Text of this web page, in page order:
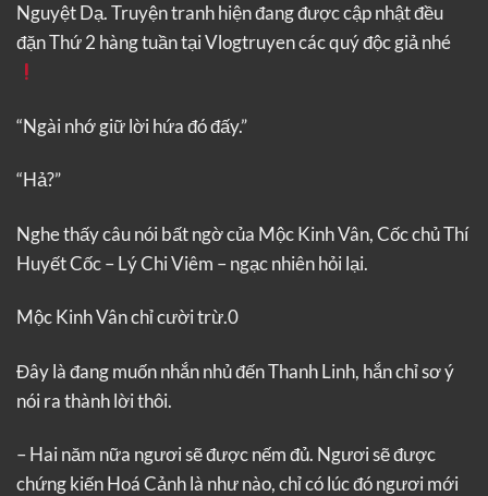
Nguyệt Dạ. Truyện tranh hiện đang được cập nhật đều
đặn Thứ 2 hàng tuần tại Vlogtruyen các quý độc giả nhé
“Ngài nhớ giữ lời hứa đó đấy.”
“Hả?”
Nghe thấy câu nói bất ngờ của Mộc Kinh Vân, Cốc chủ Thí
Huyết Cốc – Lý Chi Viêm – ngạc nhiên hỏi lại.
Mộc Kinh Vân chỉ cười trừ.0
Đây là đang muốn nhắn nhủ đến Thanh Linh, hắn chỉ sơ ý
nói ra thành lời thôi.
– Hai năm nữa ngươi sẽ được nếm đủ. Ngươi sẽ được
chứng kiến Hoá Cảnh là như nào, chỉ có lúc đó ngươi mới